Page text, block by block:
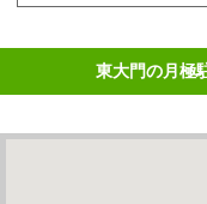
東大門の月極